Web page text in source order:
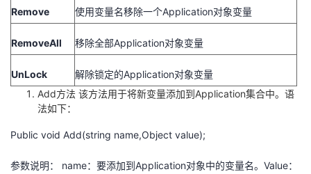
Remove 使用变量名移除一个Application对象变量
RemoveAll 移除全部Application对象变量
UnLock
解除锁定的Application对象变量
Add方法 该方法用于将新变量添加到Application集合中。语
法如下：
Public void Add(string name,Object value);
参数说明： name：要添加到Application对象中的变量名。Value：